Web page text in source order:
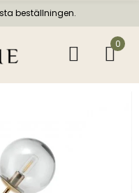
beställningen.
0